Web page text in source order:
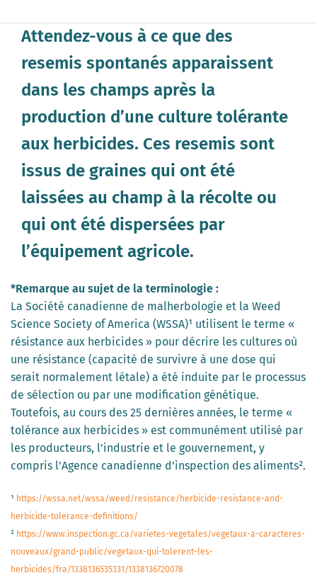
Attendez-vous à ce que des
resemis spontanés apparaissent
dans les champs après la
production d’une culture tolérante
aux herbicides. Ces resemis sont
issus de graines qui ont été
laissées au champ à la récolte ou
qui ont été dispersées par
l’équipement agricole.
*Remarque au sujet de la terminologie :
La Société canadienne de malherbologie et la Weed
Science Society of America (WSSA)¹ utilisent le terme «
résistance aux herbicides » pour décrire les cultures où
une résistance (capacité de survivre à une dose qui
serait normalement létale) a été induite par le processus
de sélection ou par une modification génétique.
Toutefois, au cours des 25 dernières années, le terme «
tolérance aux herbicides » est communément utilisé par
les producteurs, l’industrie et le gouvernement, y
compris l’Agence canadienne d’inspection des aliments².
¹ https://wssa.net/wssa/weed/resistance/herbicide-resistance-and-
herbicide-tolerance-definitions/
² https://www.inspection.gc.ca/varietes-vegetales/vegetaux-a-caracteres-
nouveaux/grand-public/vegetaux-qui-tolerent-les-
herbicides/fra/1338136535331/1338136720078